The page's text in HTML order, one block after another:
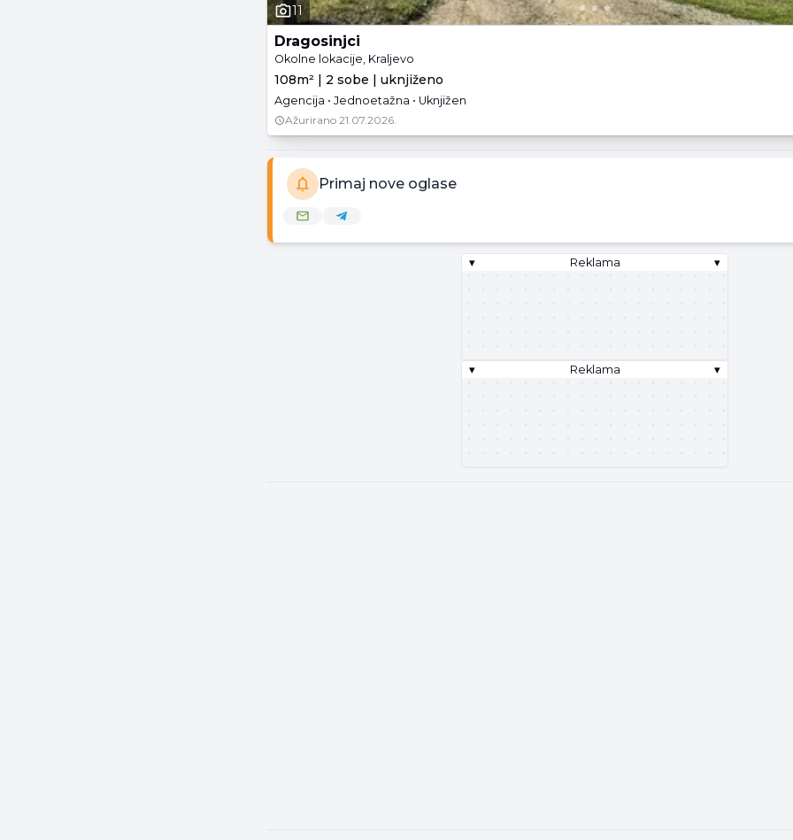
11
Dragosinjci
Okolne lokacije, Kraljevo
108m² | 2 sobe | uknjiženo
Agencija • Jednoetažna • Uknjižen
Ažurirano 21.07.2026.
Primaj nove oglase
▾ Reklama ▾
▾ Reklama ▾